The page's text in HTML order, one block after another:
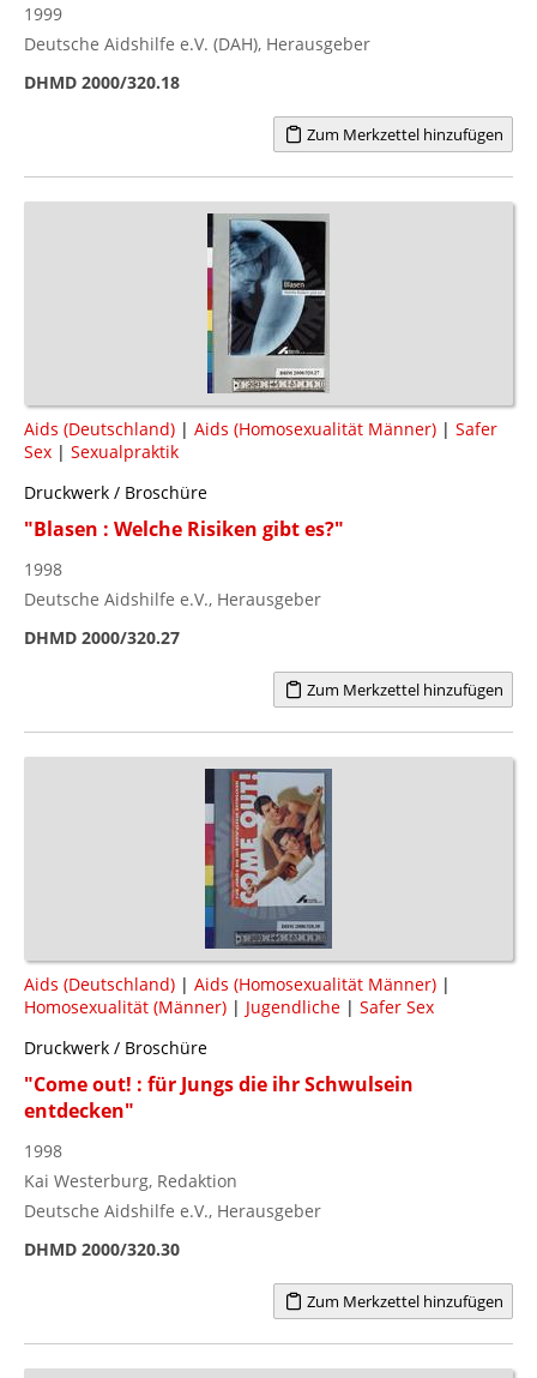
1999
Deutsche Aidshilfe e.V. (DAH), Herausgeber
DHMD 2000/320.18
Zum Merkzettel hinzufügen
Aids (Deutschland) | Aids (Homosexualität Männer) | Safer
Sex | Sexualpraktik
Druckwerk / Broschüre
"Blasen : Welche Risiken gibt es?"
1998
Deutsche Aidshilfe e.V., Herausgeber
DHMD 2000/320.27
Zum Merkzettel hinzufügen
Aids (Deutschland) | Aids (Homosexualität Männer) |
Homosexualität (Männer) | Jugendliche | Safer Sex
Druckwerk / Broschüre
"Come out! : für Jungs die ihr Schwulsein
entdecken"
1998
Kai Westerburg, Redaktion
Deutsche Aidshilfe e.V., Herausgeber
DHMD 2000/320.30
Zum Merkzettel hinzufügen